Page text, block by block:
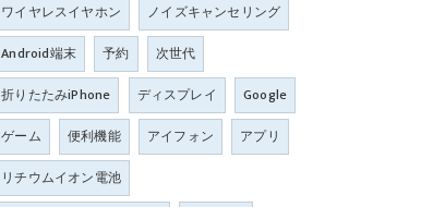
ワイヤレスイヤホン
ノイズキャンセリング
Android端末
予約
次世代
折りたたみiPhone
ディスプレイ
Google
ゲーム
便利機能 アイフォン
アプリ
リチウムイオン電池